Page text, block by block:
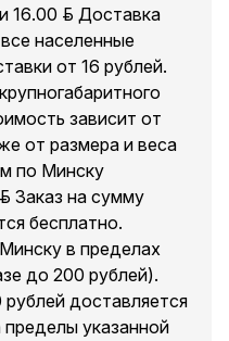
руб. Доставка
населенные
от 16 рублей.
зависит от
от размера и веса
по Минску
Заказ на сумму
бесплатно.
в пределах
до 200 рублей).
доставляется
указанной